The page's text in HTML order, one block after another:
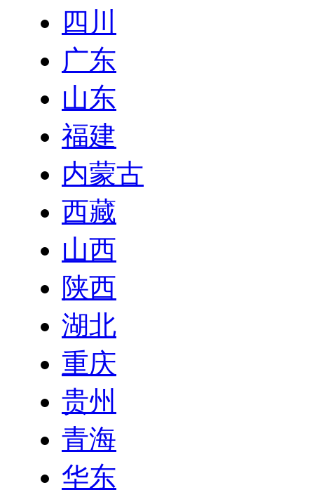
四川
广东
山东
福建
内蒙古
西藏
山西
陕西
湖北
重庆
贵州
青海
华东